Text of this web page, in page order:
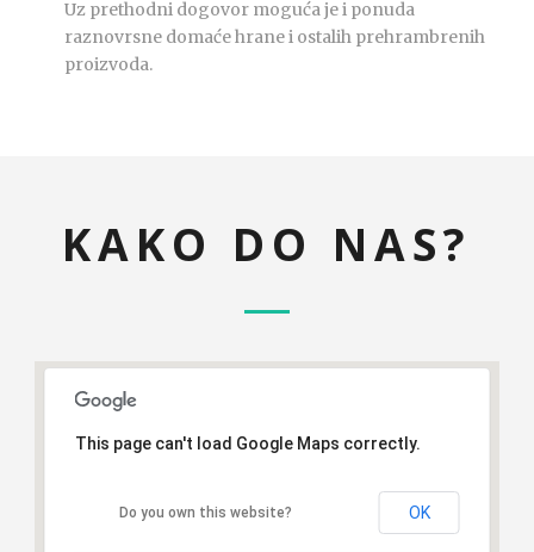
Uz prethodni dogovor moguća je i ponuda
raznovrsne domaće hrane i ostalih prehrambrenih
proizvoda.
KAKO DO NAS?
This page can't load Google Maps correctly.
Do you own this website? OK